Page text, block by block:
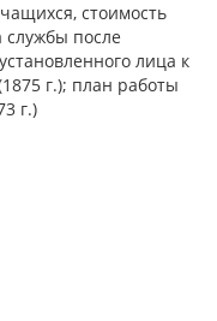
стоимость
службы после
лица к
г.); план работы
г.)